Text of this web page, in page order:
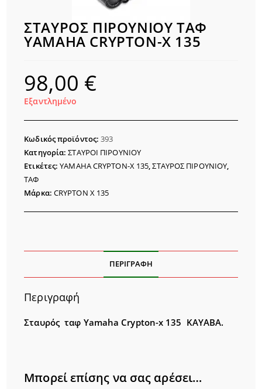
ΣΤΑΥΡΟΣ ΠΙΡΟΥΝΙΟΥ ΤΑΦ
YAMAHA CRYPTON-X 135
98,00 €
Εξαντλημένο
Κωδικός προϊόντος:393
Κατηγορία:ΣΤΑΥΡΟΙ ΠΙΡΟΥΝΙΟΥ
Ετικέτες:YAMAHA CRYPTON-X 135,ΣΤΑΥΡΟΣ ΠΙΡΟΥΝΙΟΥ,
ΤΑΦ
Μάρκα: CRYPTON X 135
ΠΕΡΙΓΡΑΦΉ
Περιγραφή
Σταυρός ταφ Υamaha Crypton-x 135 ΚΑΥΑΒΑ.
Μπορεί επίσης να σας αρέσει…